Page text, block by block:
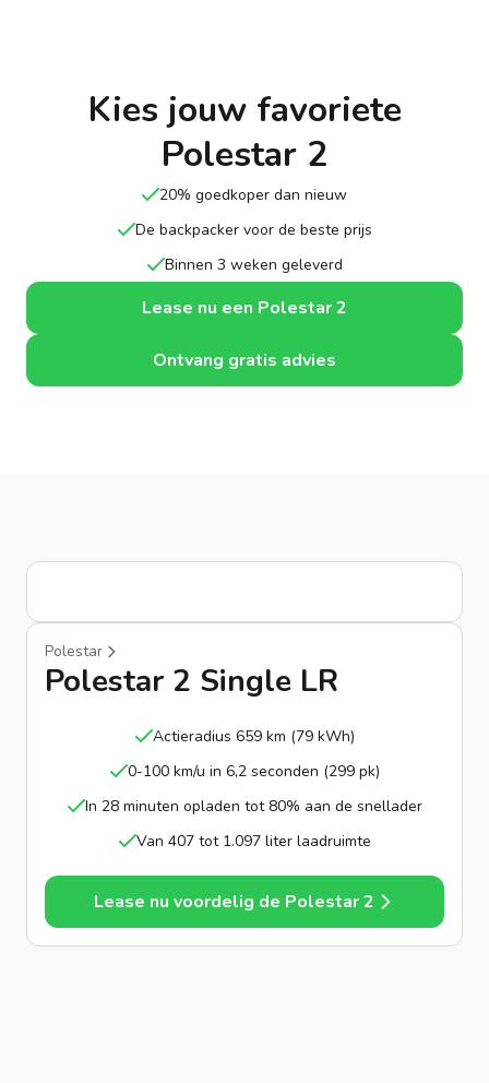
Kies jouw favoriete
Polestar 2
20% goedkoper dan nieuw
De backpacker voor de beste prijs
Binnen 3 weken geleverd
Lease nu een Polestar 2
Ontvang gratis advies
Polestar
Polestar 2 Single LR
Actieradius 659 km (79 kWh)
0-100 km/u in 6,2 seconden (299 pk)
In 28 minuten opladen tot 80% aan de snellader
Van 407 tot 1.097 liter laadruimte
Lease nu voordelig de Polestar 2